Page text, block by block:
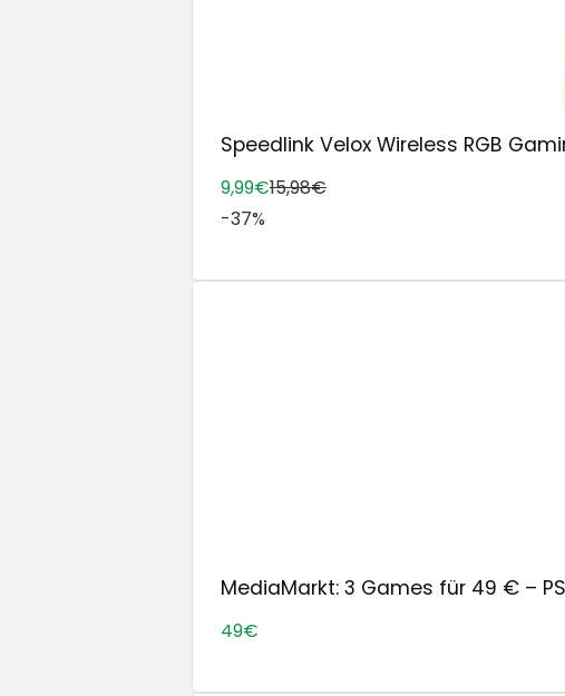
Speedlink Velox Wireless RGB
9,99€15,98€
-37%
MediaMarkt: 3 Games für 49 € –
49€